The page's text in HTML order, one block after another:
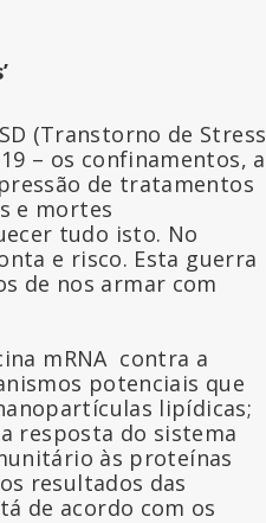
(Transtorno de Stress
– os confinamentos, a
de tratamentos
e mortes
tudo isto. No
e risco. Esta guerra
de nos armar com
mRNA contra a
potenciais que
lipídicas;
resposta do sistema
às proteínas
resultados das
de acordo com os